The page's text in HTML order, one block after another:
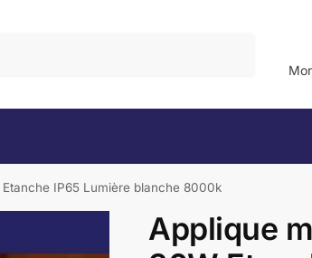
IP65 Lumière blanche 8000k
Applique